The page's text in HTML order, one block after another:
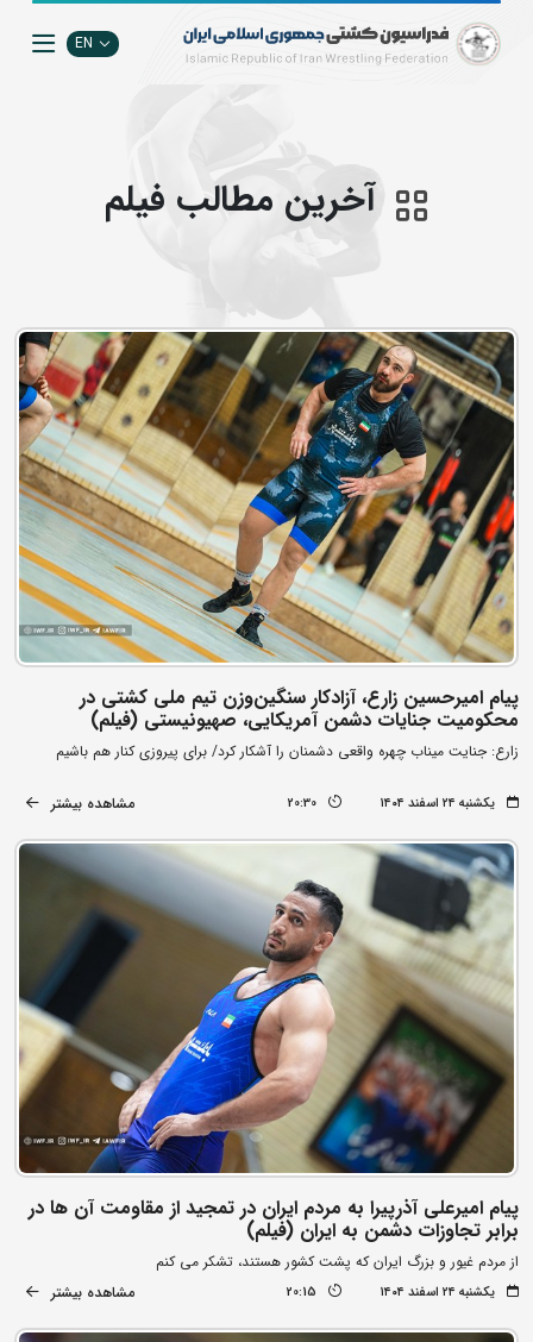
EN
آخرین مطالب فيلم
پیام امیرحسین زارع، آزادکار سنگین‌وزن تیم ملی کشتی در
محکومیت جنایات دشمن آمریکایی، صهیونیستی (فیلم)
زارع: جنایت میناب چهره واقعی دشمنان را آشکار کرد/ برای پیروزی کنار هم باشیم
یکشنبه ۲۴ اسفند ۱۴۰۴ 20:30 مشاهده بیشتر
پیام امیرعلی آذرپیرا به مردم ایران در تمجید از مقاومت آن ها در
برابر تجاوزات دشمن به ایران (فیلم)
از مردم غیور و بزرگ ایران که پشت کشور هستند، تشکر می کنم
یکشنبه ۲۴ اسفند ۱۴۰۴ 20:15 مشاهده بیشتر